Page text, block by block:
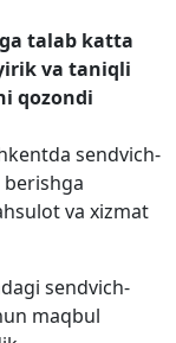
talab katta
va taniqli
qozondi
sendvich-
va xizmat
sendvich-
maqbul